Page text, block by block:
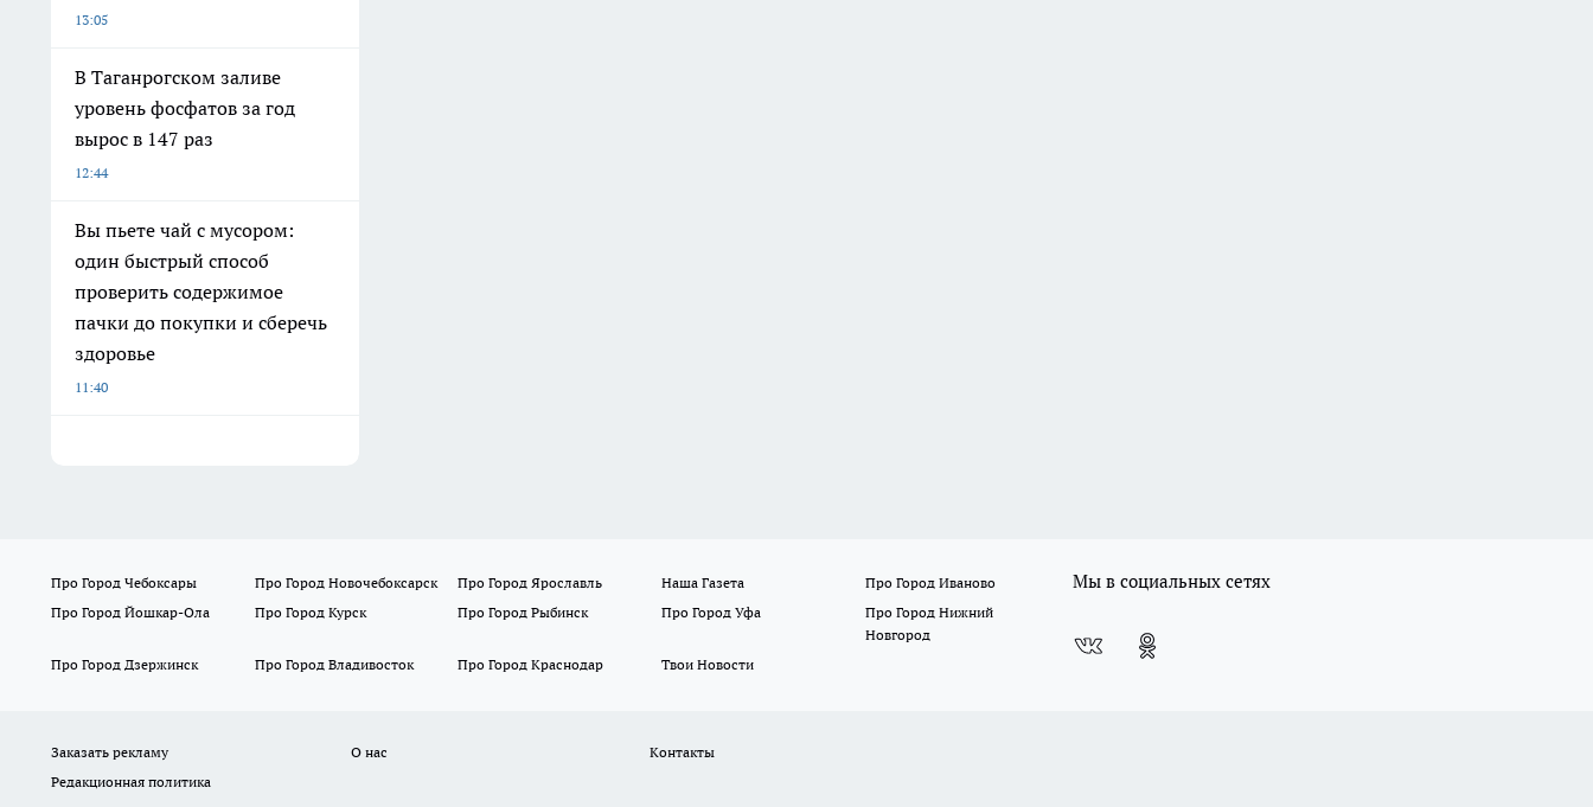
13:05
В Таганрогском заливе
уровень фосфатов за год
вырос в 147 раз
12:44
Вы пьете чай с мусором:
один быстрый способ
проверить содержимое
пачки до покупки и сберечь
здоровье
11:40
Про Город Чебоксары Про Город Новочебоксарск Про Город Ярославль Наша Газета
Про Город Иваново
Про Город Йошкар-Ола
Про Город Курск Про Город Рыбинск Про Город Уфа
Про Город Нижний
Новгород
Про Город Дзержинск
Про Город Владивосток Про Город Краснодар Твои Новости
Мы в социальных сетях
Заказать рекламу О нас
Контакты
Редакционная политика